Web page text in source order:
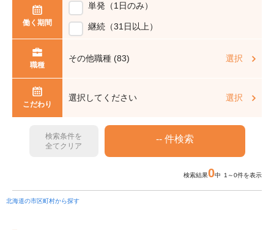
働く期間
単発（1日のみ）
継続（31日以上）
職種
その他職種 (83) 選択
こだわり
選択してください 選択
検索条件を
全てクリア
検索結果0中 1～0件を表示
北海道の市区町村から探す